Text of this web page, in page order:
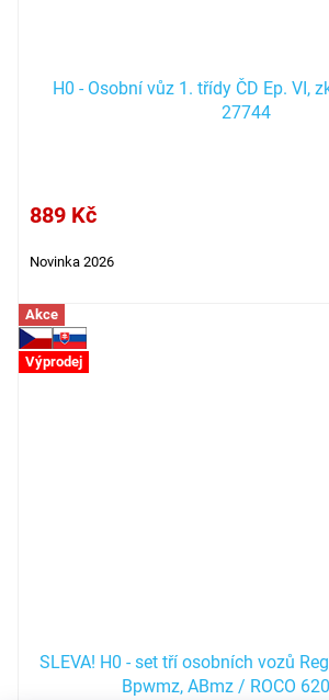
H0 - Osobní vůz 1. třídy ČD Ep. VI,
27744
889 Kč
Novinka 2026
Akce
Výprodej
SLEVA! H0 - set tří osobních vozů
Bpwmz, ABmz / ROCO